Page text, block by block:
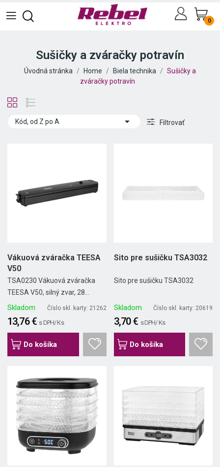
0
Sušičky a zváračky potravín
Úvodná stránka Home Biela technika
Sušičky a
zváračky potravín
Kód, od Z po A  Filtrovať
Vákuová zváračka TEESA
V50
TSA0230 Vákuová zváračka
TEESA V50, silný zvar, 28...
Skladom Číslo skl. karty: 21262
13,76 € s DPH/ Ks
Do košíka
Sito pre sušičku TSA3032
Sito pre sušičku TSA3032
Skladom Číslo skl. karty: 20619
3,70 € s DPH/ Ks
Do košíka